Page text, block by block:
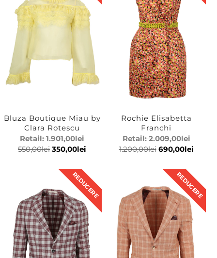
Bluza Boutique Miau by
Clara Rotescu
Retail:1.901,00lei
550,00lei 350,00lei
Rochie Elisabetta
Franchi
Retail:2.009,00lei
1.200,00lei 690,00lei
REDUCERE REDUCERE